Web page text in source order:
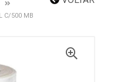
C/500 MB